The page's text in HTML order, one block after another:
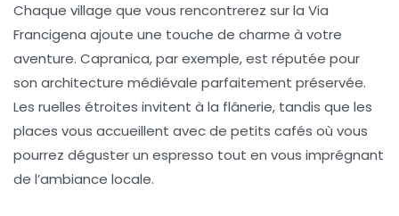
Chaque village que vous rencontrerez sur la Via
Francigena ajoute une touche de charme à votre
aventure. Capranica, par exemple, est réputée pour
son architecture médiévale parfaitement préservée.
Les ruelles étroites invitent à la flânerie, tandis que les
places vous accueillent avec de petits cafés où vous
pourrez déguster un espresso tout en vous imprégnant
de l’ambiance locale.